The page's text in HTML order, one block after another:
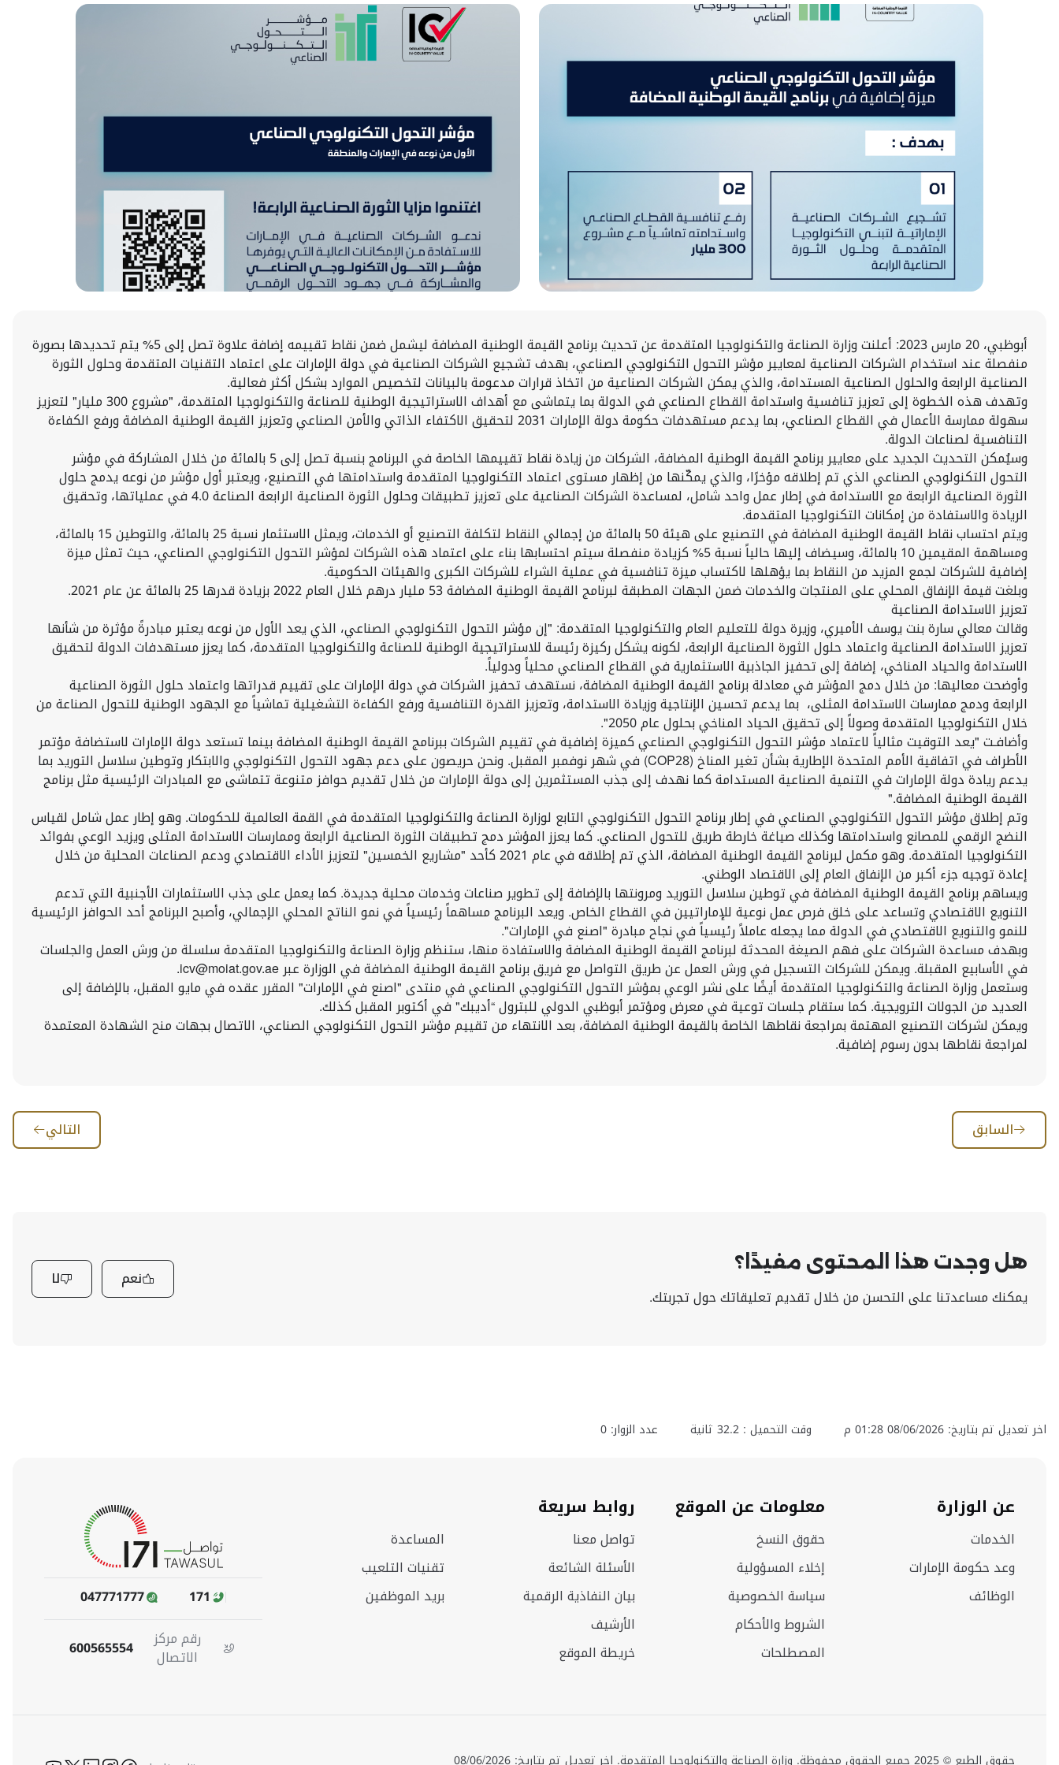
أبوظبي، 20 مارس 2023: أعلنت وزارة الصناعة والتكنولوجيا المتقدمة عن تحديث برنامج القيمة الوطنية المضافة ليشمل ضمن نقاط تقييمه إضافة علاوة تصل إلى 5% يتم تحديدها بصورة
منفصلة عند استخدام الشركات الصناعية لمعايير مؤشر التحول التكنولوجي الصناعي، بهدف تشجيع الشركات الصناعية في دولة الإمارات على اعتماد التقنيات المتقدمة وحلول الثورة
الصناعية الرابعة والحلول الصناعية المستدامة، والذي يمكن الشركات الصناعية من اتخاذ قرارات مدعومة بالبيانات لتخصيص الموارد بشكل أكثر فعالية.
وتهدف هذه الخطوة إلى تعزيز تنافسية واستدامة القطاع الصناعي في الدولة بما يتماشى مع أهداف الاستراتيجية الوطنية للصناعة والتكنولوجيا المتقدمة، "مشروع 300 مليار" لتعزيز
سهولة ممارسة الأعمال في القطاع الصناعي، بما يدعم مستهدفات حكومة دولة الإمارات 2031 لتحقيق الاكتفاء الذاتي والأمن الصناعي وتعزيز القيمة الوطنية المضافة ورفع الكفاءة
التنافسية لصناعات الدولة.
وسيُمكن التحديث الجديد على معايير برنامج القيمة الوطنية المضافة، الشركات من زيادة نقاط تقييمها الخاصة في البرنامج بنسبة تصل إلى 5 بالمائة من خلال المشاركة في مؤشر
التحول التكنولوجي الصناعي الذي تم إطلاقه مؤخرًا، والذي يمكّنها من إظهار مستوى اعتماد التكنولوجيا المتقدمة واستدامتها في التصنيع، ويعتبر أول مؤشر من نوعه يدمج حلول
الثورة الصناعية الرابعة مع الاستدامة في إطار عمل واحد شامل، لمساعدة الشركات الصناعية على تعزيز تطبيقات وحلول الثورة الصناعية الرابعة الصناعة 4.0 في عملياتها، وتحقيق
الريادة والاستفادة من إمكانات التكنولوجيا المتقدمة.
ويتم احتساب نقاط القيمة الوطنية المضافة في التصنيع على هيئة 50 بالمائة من إجمالي النقاط لتكلفة التصنيع أو الخدمات، ويمثل الاستثمار نسبة 25 بالمائة، والتوطين 15 بالمائة،
ومساهمة المقيمين 10 بالمائة، وسيضاف إليها حالياً نسبة 5% كزيادة منفصلة سيتم احتسابها بناء على اعتماد هذه الشركات لمؤشر التحول التكنولوجي الصناعي، حيث تمثل ميزة
إضافية للشركات لجمع المزيد من النقاط بما يؤهلها لاكتساب ميزة تنافسية في عملية الشراء للشركات الكبرى والهيئات الحكومية.
وبلغت قيمة الإنفاق المحلي على المنتجات والخدمات ضمن الجهات المطبقة لبرنامج القيمة الوطنية المضافة 53 مليار درهم خلال العام 2022 بزيادة قدرها 25 بالمائة عن عام 2021.
تعزيز الاستدامة الصناعية
وقالت معالي سارة بنت يوسف الأميري، وزيرة دولة للتعليم العام والتكنولوجيا المتقدمة: "إن مؤشر التحول التكنولوجي الصناعي، الذي يعد الأول من نوعه يعتبر مبادرةً مؤثرة من شأنها
تعزيز الاستدامة الصناعية واعتماد حلول الثورة الصناعية الرابعة، لكونه يشكل ركيزة رئيسة للاستراتيجية الوطنية للصناعة والتكنولوجيا المتقدمة، كما يعزز مستهدفات الدولة لتحقيق
الاستدامة والحياد المناخي، إضافة إلى تحفيز الجاذبية الاستثمارية في القطاع الصناعي محلياً ودولياً.
وأوضحت معاليها: من خلال دمج المؤشر في معادلة برنامج القيمة الوطنية المضافة، نستهدف تحفيز الشركات في دولة الإمارات على تقييم قدراتها واعتماد حلول الثورة الصناعية
الرابعة ودمج ممارسات الاستدامة المثلى، بما يدعم تحسين الإنتاجية وزيادة الاستدامة، وتعزيز القدرة التنافسية ورفع الكفاءة التشغيلية تماشياً مع الجهود الوطنية للتحول الصناعة من
خلال التكنولوجيا المتقدمة وصولاً إلى تحقيق الحياد المناخي بحلول عام 2050".
وأضافـت "يعد التوقيت مثالياً لاعتماد مؤشر التحول التكنولوجي الصناعي كميزة إضافية في تقييم الشركات ببرنامج القيمة الوطنية المضافة بينما تستعد دولة الإمارات لاستضافة مؤتمر
الأطراف في اتفاقية الأمم المتحدة الإطارية بشأن تغير المناخ (COP28) في شهر نوفمبر المقبل. ونحن حريصون على دعم جهود التحول التكنولوجي والابتكار وتوطين سلاسل التوريد بما
يدعم ريادة دولة الإمارات في التنمية الصناعية المستدامة كما نهدف إلى جذب المستثمرين إلى دولة الإمارات من خلال تقديم حوافز متنوعة تتماشى مع المبادرات الرئيسية مثل برنامج
القيمة الوطنية المضافة."
وتم إطلاق مؤشر التحول التكنولوجي الصناعي في إطار برنامج التحول التكنولوجي التابع لوزارة الصناعة والتكنولوجيا المتقدمة في القمة العالمية للحكومات. وهو إطار عمل شامل لقياس
النضج الرقمي للمصانع واستدامتها وكذلك صياغة خارطة طريق للتحول الصناعي. كما يعزز المؤشر دمج تطبيقات الثورة الصناعية الرابعة وممارسات الاستدامة المثلى ويزيد الوعي بفوائد
التكنولوجيا المتقدمة. وهو مكمل لبرنامج القيمة الوطنية المضافة، الذي تم إطلاقه في عام 2021 كأحد "مشاريع الخمسين" لتعزيز الأداء الاقتصادي ودعم الصناعات المحلية من خلال
إعادة توجيه جزء أكبر من الإنفاق العام إلى الاقتصاد الوطني.
ويساهم برنامج القيمة الوطنية المضافة في توطين سلاسل التوريد ومرونتها بالإضافة إلى تطوير صناعات وخدمات محلية جديدة. كما يعمل على جذب الاستثمارات الأجنبية التي تدعم
التنويع الاقتصادي وتساعد على خلق فرص عمل نوعية للإماراتيين في القطاع الخاص. ويعد البرنامج مساهماً رئيسياً في نمو الناتج المحلي الإجمالي، وأصبح البرنامج أحد الحوافز الرئيسية
للنمو والتنويع الاقتصادي في الدولة مما يجعله عاملاً رئيسياً في نجاح مبادرة "اصنع في الإمارات".
وبهدف مساعدة الشركات على فهم الصيغة المحدثة لبرنامج القيمة الوطنية المضافة والاستفادة منها، ستنظم وزارة الصناعة والتكنولوجيا المتقدمة سلسلة من ورش العمل والجلسات
في الأسابيع المقبلة. ويمكن للشركات التسجيل في ورش العمل عن طريق التواصل مع فريق برنامج القيمة الوطنية المضافة في الوزارة عبر icv@moiat.gov.ae.
وستعمل وزارة الصناعة والتكنولوجيا المتقدمة أيضًا على نشر الوعي بمؤشر التحول التكنولوجي الصناعي في منتدى "اصنع في الإمارات" المقرر عقده في مايو المقبل، بالإضافة إلى
العديد من الجولات الترويجية. كما ستقام جلسات توعية في معرض ومؤتمر أبوظبي الدولي للبترول “أديبك" في أكتوبر المقبل كذلك.
ويمكن لشركات التصنيع المهتمة بمراجعة نقاطها الخاصة بالقيمة الوطنية المضافة، بعد الانتهاء من تقييم مؤشر التحول التكنولوجي الصناعي، الاتصال بجهات منح الشهادة المعتمدة
لمراجعة نقاطها بدون رسوم إضافية.
السابق التالي
هل وجدت هذا المحتوى مفيدًا؟
يمكنك مساعدتنا على التحسن من خلال تقديم تعليقاتك حول تجربتك.
نعم لا
اخر تعديل تم بتاريخ: 08/06/2026 01:28 م وقت التحميل : 32.2 ثانية عدد الزوار: 0
عن الوزارة
الخدمات
وعد حكومة الإمارات
الوظائف
معلومات عن الموقع
حقوق النسخ
إخلاء المسؤولية
سياسة الخصوصية
الشروط والأحكام
المصطلحات
روابط سريعة
تواصل معنا
الأسئلة الشائعة
بيان النفاذية الرقمية
الأرشيف
خريطة الموقع
المساعدة
تقنيات التلعيب
بريد الموظفين
171
047771777
رقم مركز
الاتصال 600565554
حقوق الطبع © 2025 جميع الحقوق محفوظة. وزارة الصناعة والتكنولوجيا المتقدمة. اخر تعديل تم بتاريخ: 08/06/2026